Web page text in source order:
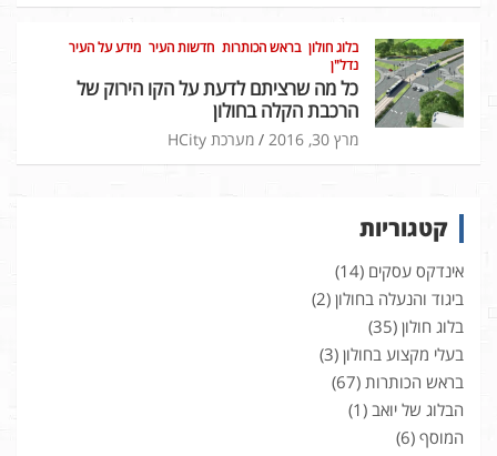
בלוג חולון בראש הכותרות חדשות העיר מידע על העיר
נדל"ן
כל מה שרציתם לדעת על הקו הירוק של
הרכבת הקלה בחולון
מרץ 30, 2016 מערכת HCity
קטגוריות
אינדקס עסקים (14)
ביגוד והנעלה בחולון (2)
בלוג חולון (35)
בעלי מקצוע בחולון (3)
בראש הכותרות (67)
הבלוג של יואב (1)
המוסף (6)